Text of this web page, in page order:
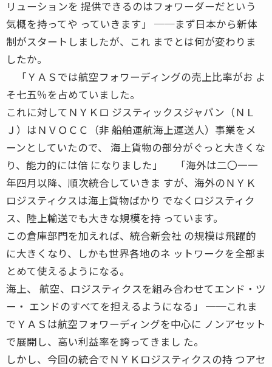
リューションを 提供できるのはフォワーダーだという
気概を持ってや っていきます」 ──まず日本から新体
制がスタートしましたが、これ までとは何が変わりま
したか。
「ＹＡＳでは航空フォワーディングの売上比率がお よ
そ七五％を占めていました。
これに対してＮＹＫロ ジスティックスジャパン（ＮＬ
Ｊ）はＮＶＯＣＣ（非 船舶運航海上運送人）事業をメ
ーンとしていたので、 海上貨物の部分がぐっと大きくな
り、能力的には倍 になりました」 「海外は二〇一一
年四月以降、順次統合していきま すが、海外のＮＹＫ
ロジスティクスは海上貨物ばかり でなくロジスティク
ス、陸上輸送でも大きな規模を持 っています。
この倉庫部門を加えれば、統合新会社 の規模は飛躍的
に大きくなり、しかも世界各地のネ ットワークを全部ま
とめて使えるようになる。
海上、 航空、ロジスティクスを組み合わせてエンド・ツ
ー・ エンドのすべてを担えるようになる」 ──これま
でＹＡＳは航空フォワーディングを中心に ノンアセット
で展開し、高い利益率を誇ってきまし た。
しかし、今回の統合でＮＹＫロジスティクスの持 つアセ